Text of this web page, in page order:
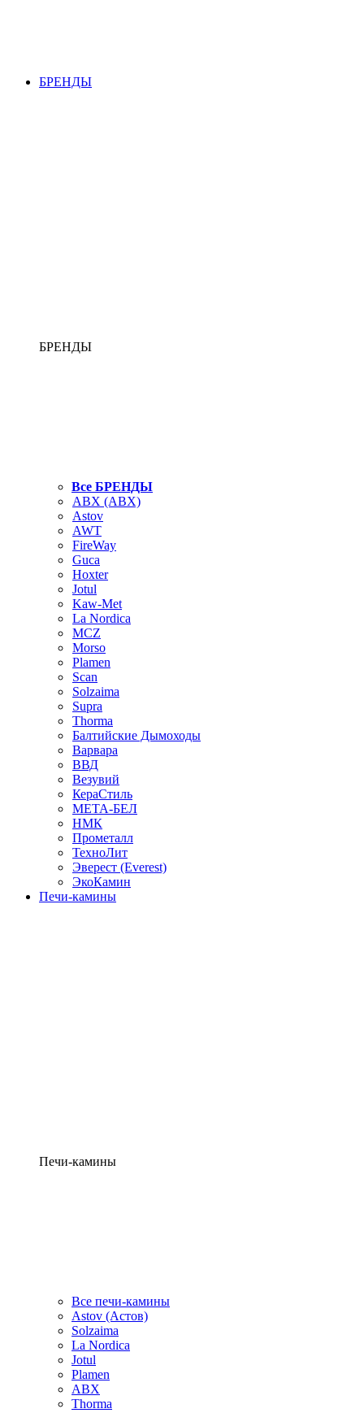
БРЕНДЫ
БРЕНДЫ
Все БРЕНДЫ
ABX (АВХ)
Astov
AWT
FireWay
Guca
Hoxter
Jotul
Kaw-Met
La Nordica
MCZ
Morso
Plamen
Scan
Solzaima
Supra
Thorma
Балтийские Дымоходы
Варвара
ВВД
Везувий
КераСтиль
МЕТА-БЕЛ
НМК
Прометалл
ТехноЛит
Эверест (Everest)
ЭкоКамин
Печи-камины
Печи-камины
Все печи-камины
Astov (Астов)
Solzaima
La Nordica
Jotul
Plamen
ABX
Thorma